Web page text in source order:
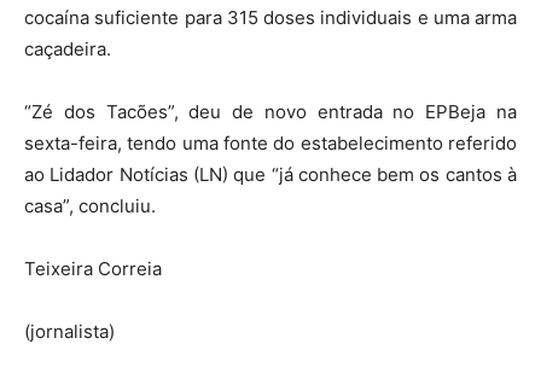
cocaína suficiente para 315 doses individuais e uma arma
caçadeira.
“Zé dos Tacões”, deu de novo entrada no EPBeja na
sexta-feira, tendo uma fonte do estabelecimento referido
ao Lidador Notícias (LN) que “já conhece bem os cantos à
casa”, concluiu.
Teixeira Correia
(jornalista)